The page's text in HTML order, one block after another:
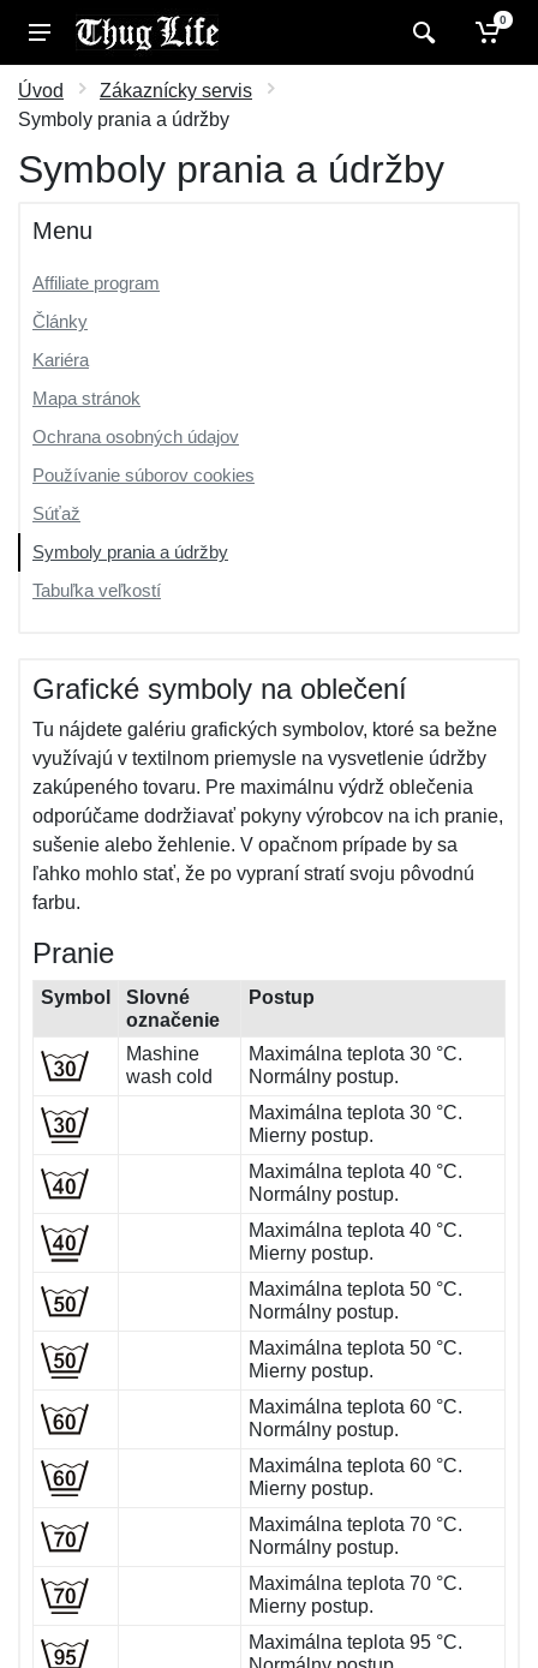
0
Úvod
Zákaznícky servis
Symboly prania a údržby
Symboly prania a údržby
Menu
Affiliate program
Články
Kariéra
Mapa stránok
Ochrana osobných údajov
Používanie súborov cookies
Súťaž
Symboly prania a údržby
Tabuľka veľkostí
Grafické symboly na oblečení
Tu nájdete galériu grafických symbolov, ktoré sa bežne
využívajú v textilnom priemysle na vysvetlenie údržby
zakúpeného tovaru. Pre maximálnu výdrž oblečenia
odporúčame dodržiavať pokyny výrobcov na ich pranie,
sušenie alebo žehlenie. V opačnom prípade by sa
ľahko mohlo stať, že po vypraní stratí svoju pôvodnú
farbu.
Pranie
Symbol
Slovné
označenie
Postup
Mashine
wash cold
Maximálna teplota 30 °C.
Normálny postup.
Maximálna teplota 30 °C.
Mierny postup.
Maximálna teplota 40 °C.
Normálny postup.
Maximálna teplota 40 °C.
Mierny postup.
Maximálna teplota 50 °C.
Normálny postup.
Maximálna teplota 50 °C.
Mierny postup.
Maximálna teplota 60 °C.
Normálny postup.
Maximálna teplota 60 °C.
Mierny postup.
Maximálna teplota 70 °C.
Normálny postup.
Maximálna teplota 70 °C.
Mierny postup.
Maximálna teplota 95 °C.